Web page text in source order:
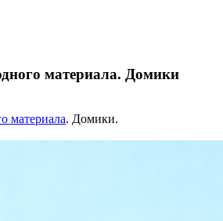
материала. Домики
материала. Домики.